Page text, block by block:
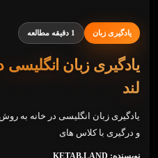
یادگیری زبان 1 دقیقه مطالعه
یادگیری زبان
لند
یادگیری زبان انگلیسی در خانه به
و درگیری با کلاس های
نویسنده: KETAB.LAND